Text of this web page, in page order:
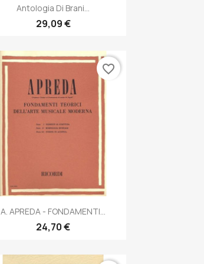
Anteprima
Antologia Di Brani...
29,09 €
Anteprima
A. APREDA - FONDAMENTI...
24,70 €
favorite_border